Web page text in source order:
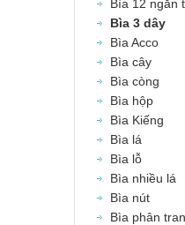
Bìa 12 ngăn
Bìa 3 dây
Bìa Acco
Bìa cây
Bìa còng
Bìa hộp
Bìa Kiếng
Bìa lá
Bìa lỗ
Bìa nhiều lá
Bìa nút
Bìa phân